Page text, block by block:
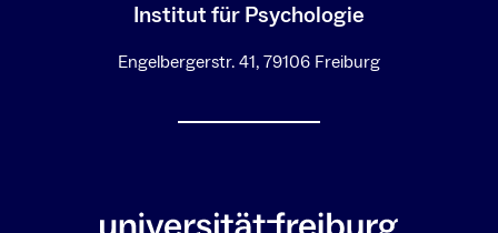
Institut für Psychologie
Engelbergerstr. 41, 79106 Freiburg